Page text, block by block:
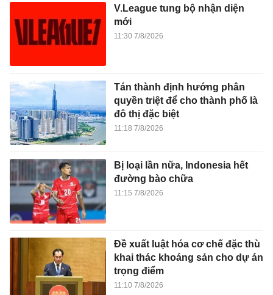
V.League tung bộ nhận diện
mới
11:30 7/8/2026
Tán thành định hướng phân
quyền triệt để cho thành phố là
đô thị đặc biệt
11:18 7/8/2026
Bị loại lần nữa, Indonesia hết
đường bào chữa
11:15 7/8/2026
Đề xuất luật hóa cơ chế đặc thù
khai thác khoáng sản cho dự án
trọng điểm
11:10 7/8/2026